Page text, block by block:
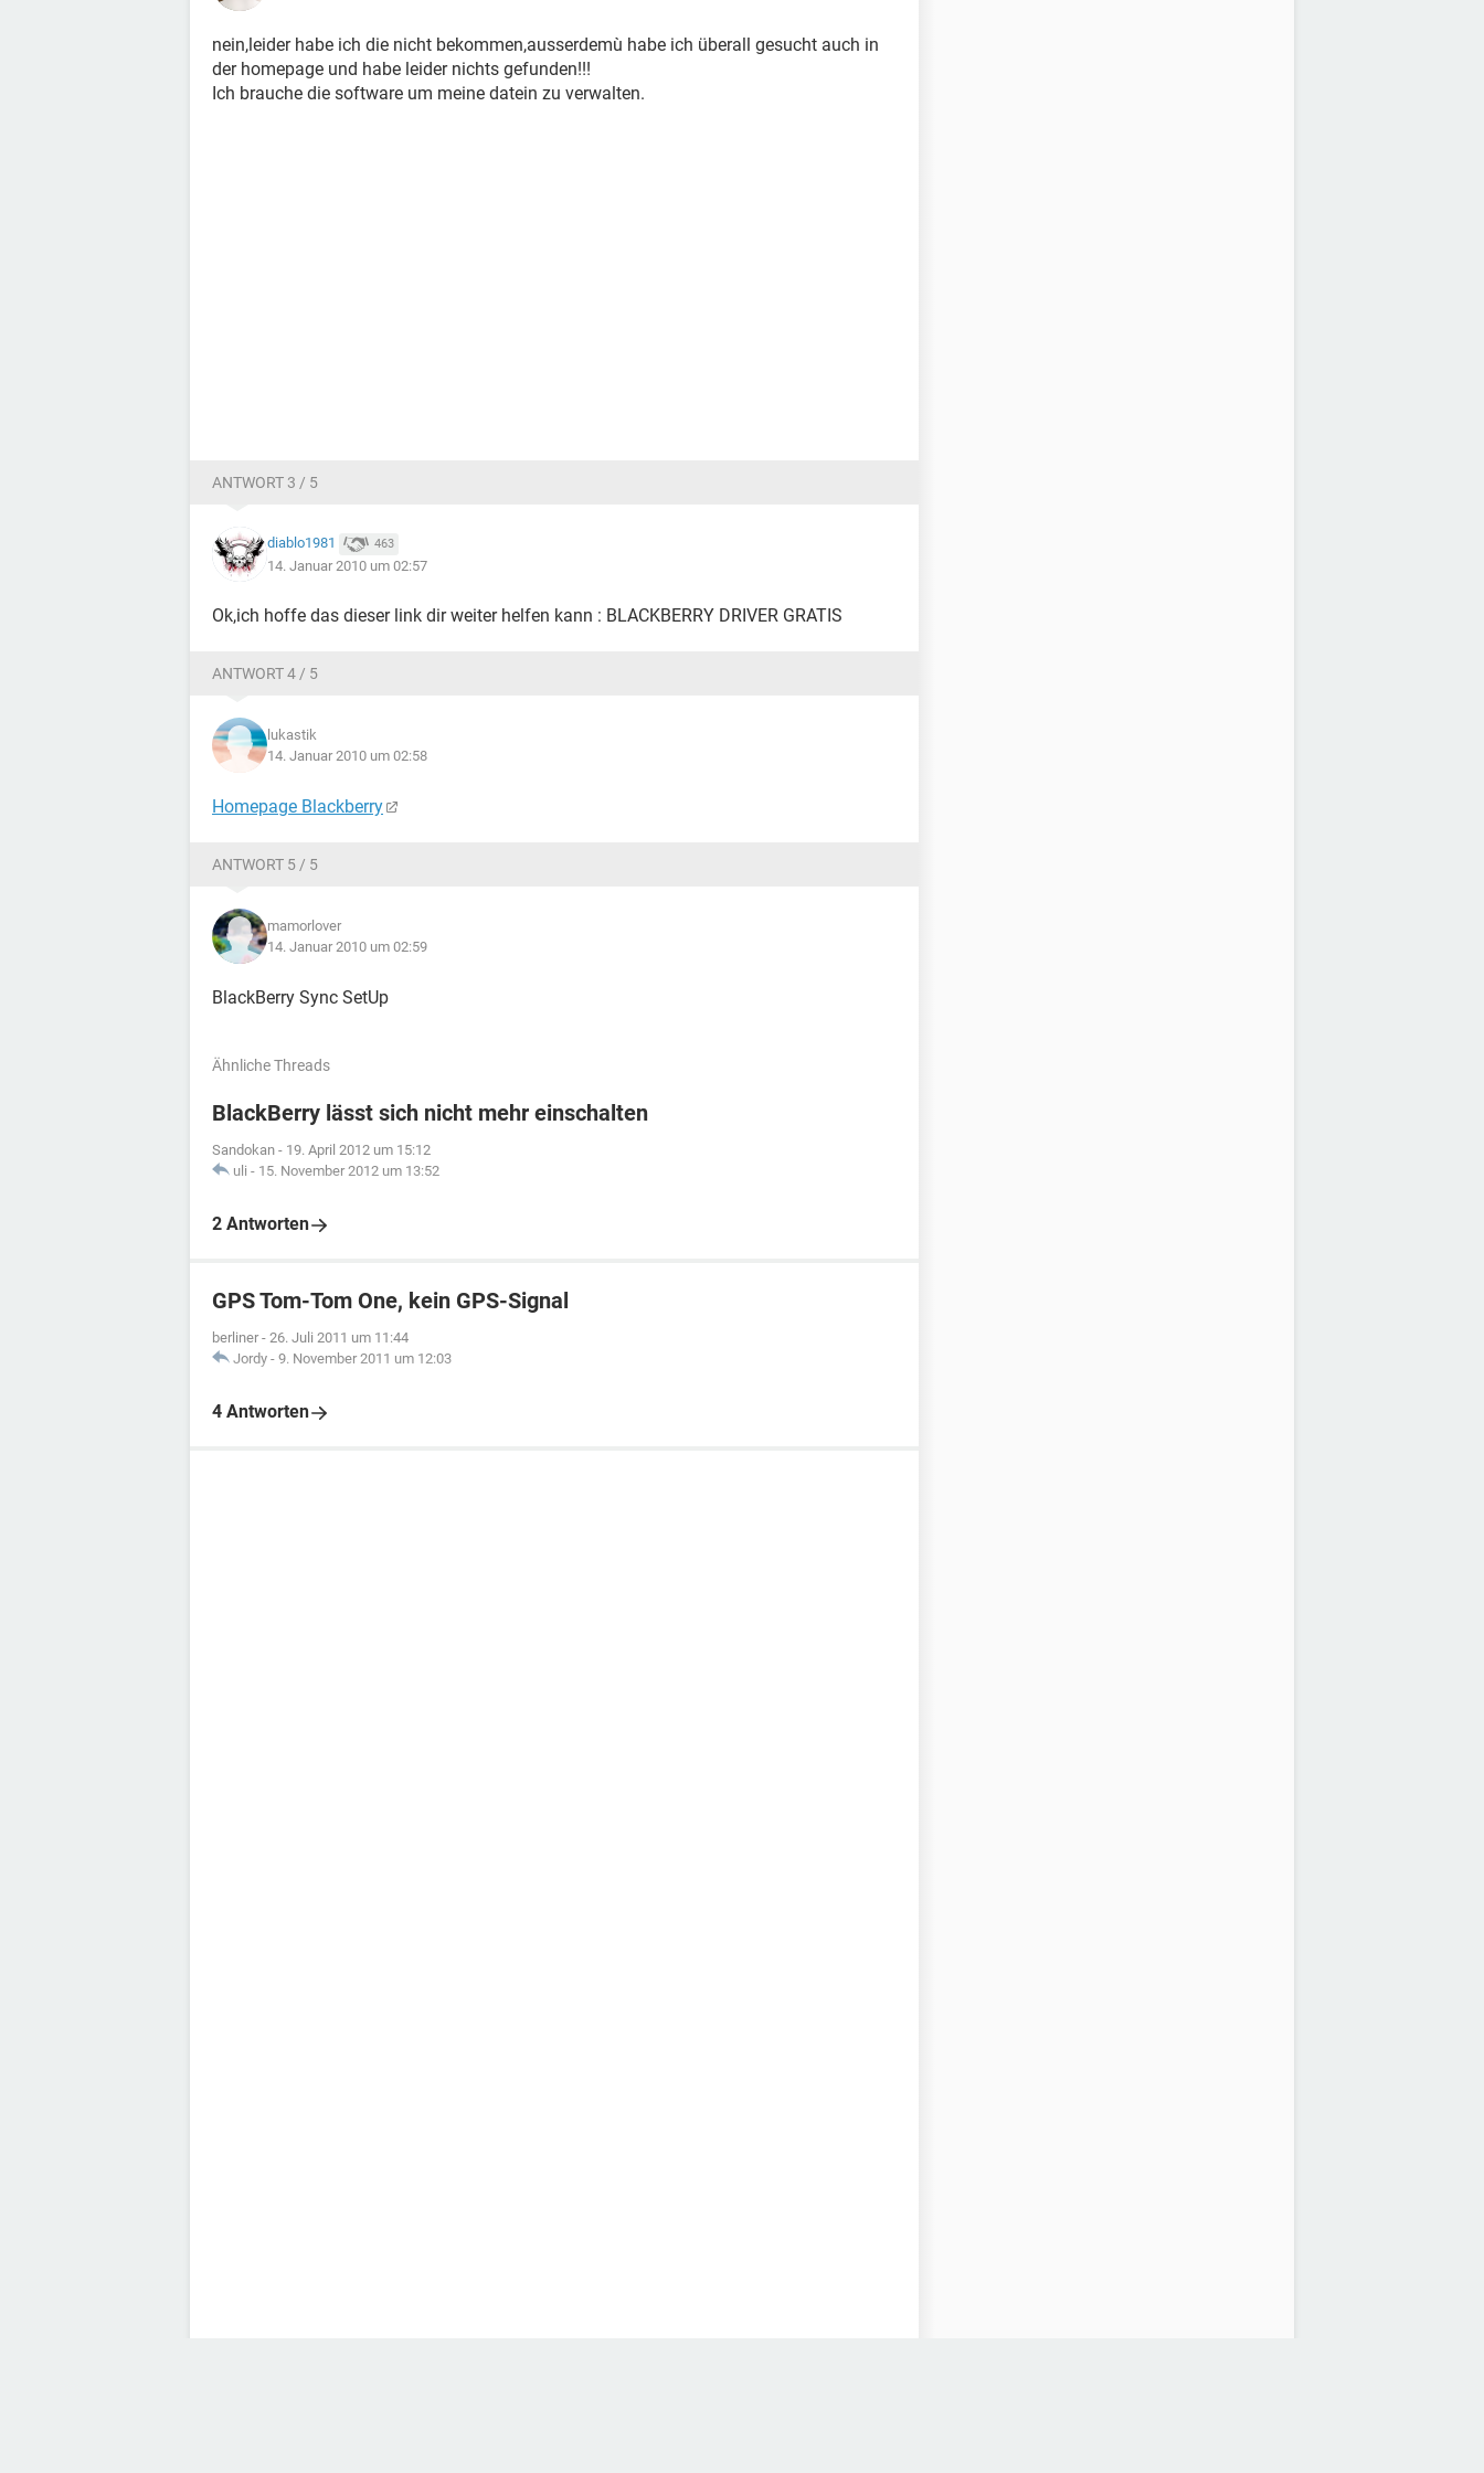
nein,leider habe ich die nicht bekommen,ausserdemù habe ich überall gesucht auch in
der homepage und habe leider nichts gefunden!!!
Ich brauche die software um meine datein zu verwalten.
ANTWORT 3 / 5
diablo1981 463
14. Januar 2010 um 02:57
Ok,ich hoffe das dieser link dir weiter helfen kann : BLACKBERRY DRIVER GRATIS
ANTWORT 4 / 5
lukastik
14. Januar 2010 um 02:58
Homepage Blackberry
ANTWORT 5 / 5
mamorlover
14. Januar 2010 um 02:59
BlackBerry Sync SetUp
Ähnliche Threads
BlackBerry lässt sich nicht mehr einschalten
Sandokan - 19. April 2012 um 15:12
uli - 15. November 2012 um 13:52
2 Antworten
GPS Tom-Tom One, kein GPS-Signal
berliner - 26. Juli 2011 um 11:44
Jordy - 9. November 2011 um 12:03
4 Antworten